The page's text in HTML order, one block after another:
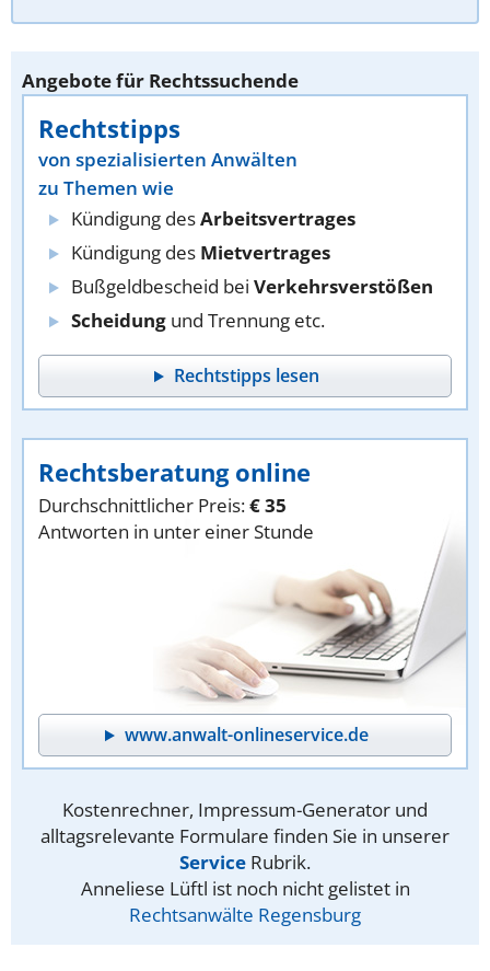
Angebote für Rechtssuchende
Rechtstipps
von spezialisierten Anwälten
zu Themen wie
Kündigung desArbeitsvertrages
Kündigung des Mietvertrages
Bußgeldbescheid bei Verkehrsverstößen
Scheidung und Trennung etc.
Rechtstipps lesen
Rechtsberatung online
Durchschnittlicher Preis:€ 35
Antworten in unter einer Stunde
www.anwalt-onlineservice.de
Kostenrechner, Impressum-Generator und
alltagsrelevante Formulare finden Sie in unserer
Service Rubrik.
Anneliese Lüftl ist noch nicht gelistet in
Rechtsanwälte Regensburg